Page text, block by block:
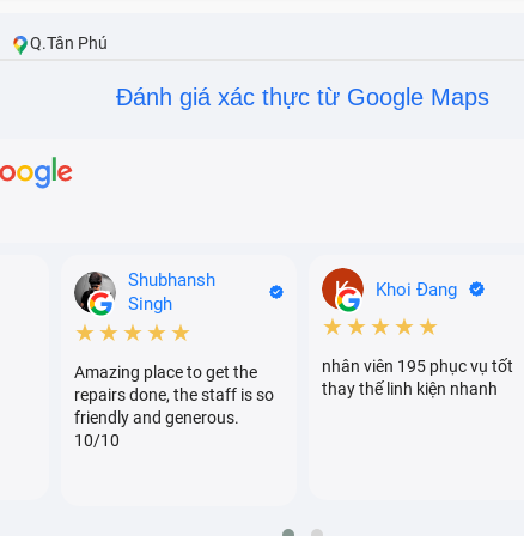
Các thông số kỹ thuật của màn hình Vivo Y73/Y73 5G
Q.Tân Phú
Đánh giá xác thực từ Google Maps
Shubhansh
Singh
★★★★★
Amazing place to get the
repairs done, the staff is so
friendly and generous.
10/10
Khoi Đang
★★★★★
nhân viên 195 phục vụ tốt
thay thế linh kiện nhanh